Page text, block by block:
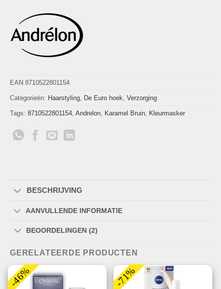
EAN 8710522801154
Categorieën: Haarstyling, De Euro hoek, Verzorging
Tags: 8710522801154, Andrelon, Karamel Bruin, Kleurmasker
BESCHRIJVING
AANVULLENDE INFORMATIE
BEOORDELINGEN (2)
GERELATEERDE PRODUCTEN
-46% -71%